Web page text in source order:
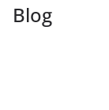
Blog